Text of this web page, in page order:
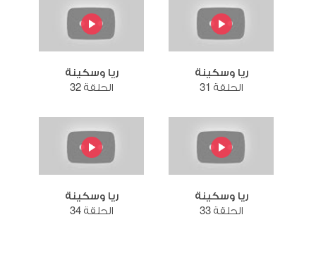
ريا وسكينة
الحلقة 31
ريا وسكينة
الحلقة 32
ريا وسكينة
الحلقة 33
ريا وسكينة
الحلقة 34